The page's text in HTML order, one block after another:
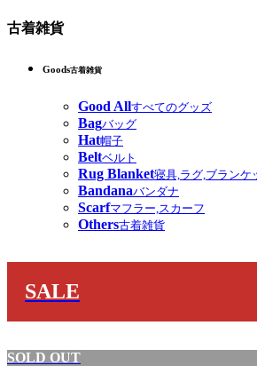
古着雑貨
Goods古着雑貨
Good Allすべてのグッズ
Bagバッグ
Hat帽子
Beltベルト
Rug Blanket寝具,ラグ,ブランケ
Bandanaバンダナ
Scarfマフラー,スカーフ
Others古着雑貨
SALE
SOLD OUT